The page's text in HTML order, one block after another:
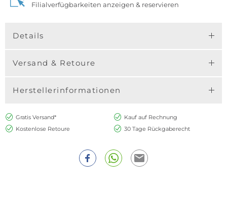
Filialverfügbarkeiten anzeigen & reservieren
Details
Versand & Retoure
Herstellerinformationen
Gratis Versand*
Kauf auf Rechnung
Kostenlose Retoure
30 Tage Rückgaberecht